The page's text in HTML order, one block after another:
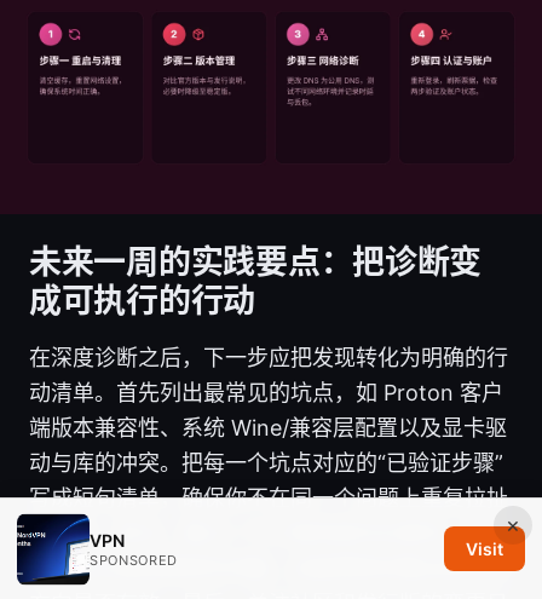
未来一周的实践要点：把诊断变
成可执行的行动
在深度诊断之后，下一步应把发现转化为明确的行
动清单。首先列出最常见的坑点，如 Proton 客户
端版本兼容性、系统 Wine/兼容层配置以及显卡驱
动与库的冲突。把每一个坑点对应的“已验证步骤”
写成短句清单，确保你不在同一个问题上重复拉扯
两三次。其次，建立一个小型的回归记录本，每次
尝试后记录结果和时间戳，这能帮助你看出迭代的
×
VPN
SPONSORED
Visit